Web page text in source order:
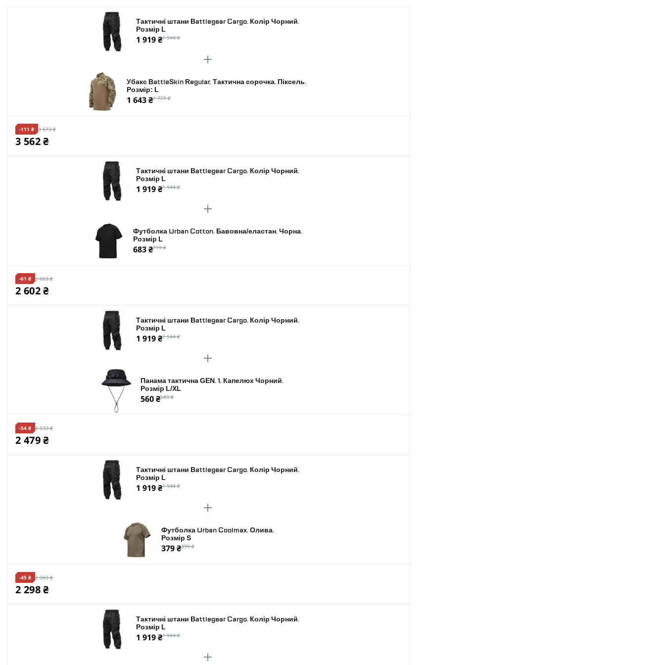
Тактичні штани Battlegear Cargo. Колір Чорний.
Розмір L
1 919 ₴1 944 ₴
Убакс BattleSkin Regular. Тактична сорочка. Піксель.
Розмір: L
1 643 ₴1 729 ₴
-111 ₴ 3 673 ₴
3 562 ₴
Тактичні штани Battlegear Cargo. Колір Чорний.
Розмір L
1 919 ₴1 944 ₴
Футболка Urban Cotton. Бавовна/еластан. Чорна.
Розмір L
683 ₴719 ₴
-61 ₴ 2 663 ₴
2 602 ₴
Тактичні штани Battlegear Cargo. Колір Чорний.
Розмір L
1 919 ₴1 944 ₴
Панама тактична GEN. 1. Капелюх Чорний.
Розмір L/XL
560 ₴589 ₴
-54 ₴ 2 533 ₴
2 479 ₴
Тактичні штани Battlegear Cargo. Колір Чорний.
Розмір L
1 919 ₴1 944 ₴
Футболка Urban Coolmax. Олива.
Розмір S
379 ₴399 ₴
-45 ₴ 2 343 ₴
2 298 ₴
Тактичні штани Battlegear Cargo. Колір Чорний.
Розмір L
1 919 ₴1 944 ₴